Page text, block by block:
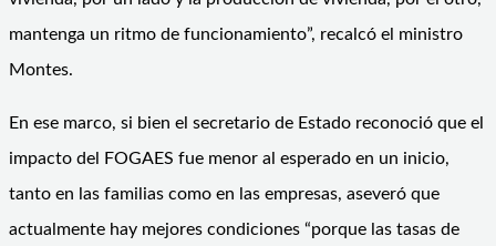
mantenga un ritmo de funcionamiento”, recalcó el ministro
Montes.
En ese marco, si bien el secretario de Estado reconoció que el
impacto del FOGAES fue menor al esperado en un inicio,
tanto en las familias como en las empresas, aseveró que
actualmente hay mejores condiciones “porque las tasas de